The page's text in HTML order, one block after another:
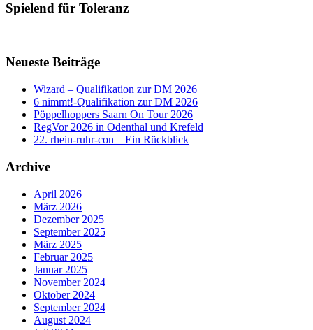
Spielend für Toleranz
Neueste Beiträge
Wizard – Qualifikation zur DM 2026
6 nimmt!-Qualifikation zur DM 2026
Pöppelhoppers Saarn On Tour 2026
RegVor 2026 in Odenthal und Krefeld
22. rhein-ruhr-con – Ein Rückblick
Archive
April 2026
März 2026
Dezember 2025
September 2025
März 2025
Februar 2025
Januar 2025
November 2024
Oktober 2024
September 2024
August 2024